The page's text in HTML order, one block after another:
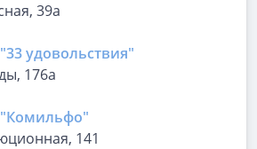
39а
удовольствия"
176а
"Комильфо"
141